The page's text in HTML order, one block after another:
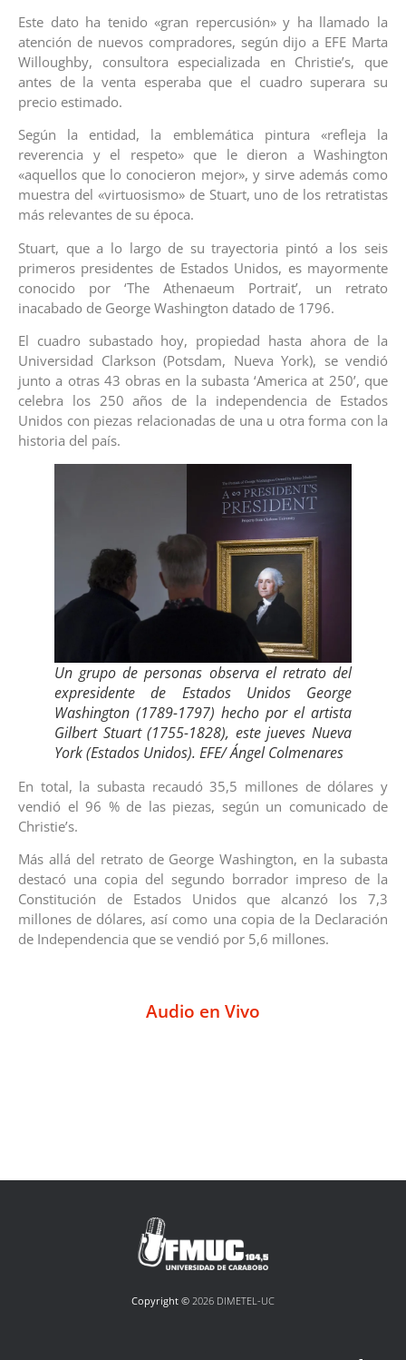
Este dato ha tenido «gran repercusión» y ha llamado la
atención de nuevos compradores, según dijo a EFE Marta
Willoughby, consultora especializada en Christie’s, que
antes de la venta esperaba que el cuadro superara su
precio estimado.
Según la entidad, la emblemática pintura «refleja la
reverencia y el respeto» que le dieron a Washington
«aquellos que lo conocieron mejor», y sirve además como
muestra del «virtuosismo» de Stuart, uno de los retratistas
más relevantes de su época.
Stuart, que a lo largo de su trayectoria pintó a los seis
primeros presidentes de Estados Unidos, es mayormente
conocido por ‘The Athenaeum Portrait’, un retrato
inacabado de George Washington datado de 1796.
El cuadro subastado hoy, propiedad hasta ahora de la
Universidad Clarkson (Potsdam, Nueva York), se vendió
junto a otras 43 obras en la subasta ‘America at 250’, que
celebra los 250 años de la independencia de Estados
Unidos con piezas relacionadas de una u otra forma con la
historia del país.
Un grupo de personas observa el retrato del
expresidente de Estados Unidos George
Washington (1789-1797) hecho por el artista
Gilbert Stuart (1755-1828), este jueves Nueva
York (Estados Unidos). EFE/ Ángel Colmenares
En total, la subasta recaudó 35,5 millones de dólares y
vendió el 96 % de las piezas, según un comunicado de
Christie’s.
Más allá del retrato de George Washington, en la subasta
destacó una copia del segundo borrador impreso de la
Constitución de Estados Unidos que alcanzó los 7,3
millones de dólares, así como una copia de la Declaración
de Independencia que se vendió por 5,6 millones.
Audio en Vivo
Copyright © 2026 DIMETEL-UC